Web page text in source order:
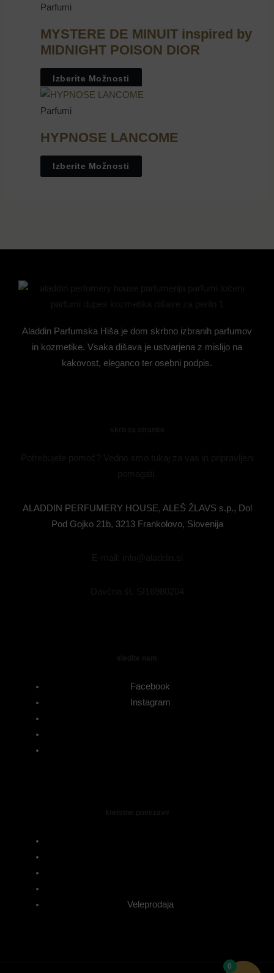
Parfumi
MYSTERE DE MINUIT inspired by
MIDNIGHT POISON DIOR
Izberite Možnosti
Parfumi
HYPNOSE LANCOME
Izberite Možnosti
Aladdin Parfumska Hiša je dom skrbno izbranih parfumov
in kozmetike. Vsaka dišava je ustvarjena z mislijo na
kakovost, eleganco ter osebni podpis.
ALADDIN PERFUMERY HOUSE, ALEŠ ŽLAVS s.p., Dol
Pod Gojko 21b, 3213 Frankolovo, Slovenija
Facebook
Instagram
Veleprodaja
0